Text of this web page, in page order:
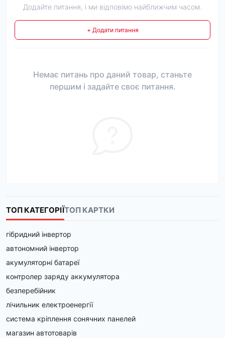
Додайте питання, і ми відповімо найближчим часом.
+ Додати питання
Немає питань про даний товар, станьте
першим і задайте своє питання.
ТОП КАТЕГОРІЇТОП КАРТКИ
гібридний інвертор
автономний інвертор
акумуляторні батареї
контролер заряду аккумулятора
безперебійник
лічильник електроенергії
система кріплення сонячних панелей
магазин автотоварів